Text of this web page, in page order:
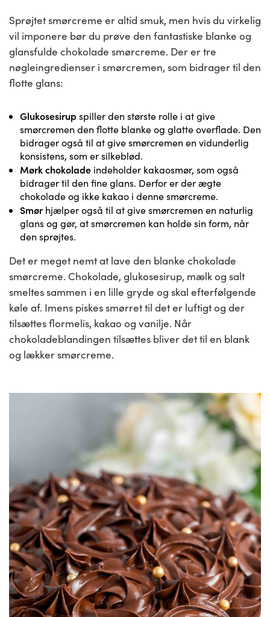
Sprøjtet smørcreme er altid smuk, men hvis du virkelig
vil imponere bør du prøve den fantastiske blanke og
glansfulde chokolade smørcreme. Der er tre
nøgleingredienser i smørcremen, som bidrager til den
flotte glans:
Glukosesirup spiller den største rolle i at give
smørcremen den flotte blanke og glatte overflade. Den
bidrager også til at give smørcremen en vidunderlig
konsistens, som er silkeblød.
Mørk chokoladeindeholder kakaosmør, som også
bidrager til den fine glans. Derfor er der ægte
chokolade og ikke kakao i denne smørcreme.
Smørhjælper også til at give smørcremen en naturlig
glans og gør, at smørcremen kan holde sin form, når
den sprøjtes.
Det er meget nemt at lave den blanke chokolade
smørcreme. Chokolade, glukosesirup, mælk og salt
smeltes sammen i en lille gryde og skal efterfølgende
køle af. Imens piskes smørret til det er luftigt og der
tilsættes flormelis, kakao og vanilje. Når
chokoladeblandingen tilsættes bliver det til en blank
og lækker smørcreme.